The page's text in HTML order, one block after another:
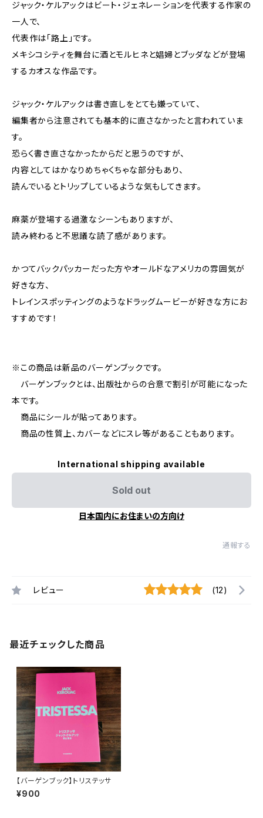
ジャック・ケルアックはビート・ジェネレーションを代表する作家の
一人で、
代表作は「路上」です。
メキシコシティを舞台に酒とモルヒネと娼婦とブッダなどが登場
するカオスな作品です。
ジャック・ケルアックは書き直しをとても嫌っていて、
編集者から注意されても基本的に直さなかったと言われていま
す。
恐らく書き直さなかったからだと思うのですが、
内容としてはかなりめちゃくちゃな部分もあり、
読んでいるとトリップしているような気もしてきます。
麻薬が登場する過激なシーンもありますが、
読み終わると不思議な読了感があります。
かつてバックパッカーだった方やオールドなアメリカの雰囲気が
好きな方、
トレインスポッティングのようなドラッグムービーが好きな方にお
すすめです！
※この商品は新品のバーゲンブックです。
バーゲンブックとは、出版社からの合意で割引が可能になった
本です。
商品にシールが貼ってあります。
商品の性質上、カバーなどにスレ等があることもあります。
International shipping available
Sold out
日本国内にお住まいの方向け
通報する
レビュー (12)
最近チェックした商品
【バーゲンブック】トリステッサ
¥900